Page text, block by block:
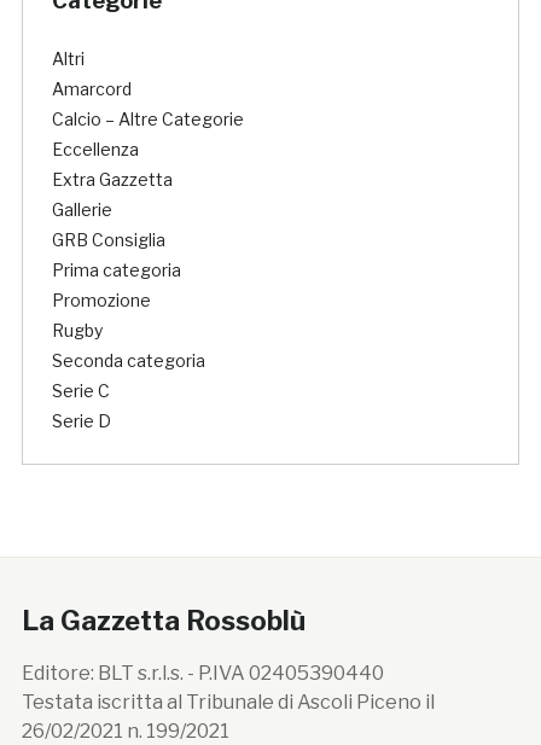
Altri
Amarcord
Calcio – Altre Categorie
Eccellenza
Extra Gazzetta
Gallerie
GRB Consiglia
Prima categoria
Promozione
Rugby
Seconda categoria
Serie C
Serie D
La Gazzetta Rossoblù
Editore: BLT s.r.l.s. - P.IVA 02405390440
Testata iscritta al Tribunale di Ascoli Piceno il
26/02/2021 n. 199/2021